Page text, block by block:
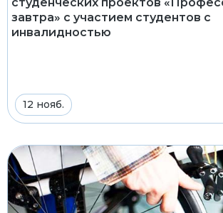
завтра» с участием студентов с
инвалидностью
12 нояб.